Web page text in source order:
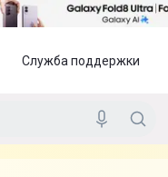
Служба поддержки